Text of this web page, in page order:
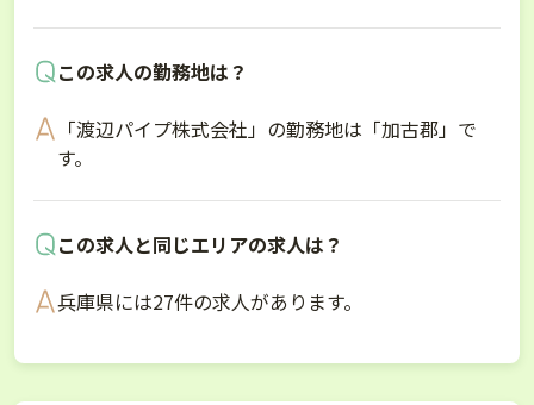
この求人の勤務地は？
「渡辺パイプ株式会社」の勤務地は「加古郡」で
す。
この求人と同じエリアの求人は？
兵庫県には27件の求人があります。